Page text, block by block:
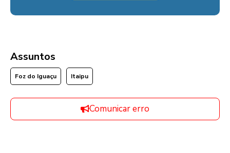
Assuntos
Foz do Iguaçu Itaipu
Comunicar erro